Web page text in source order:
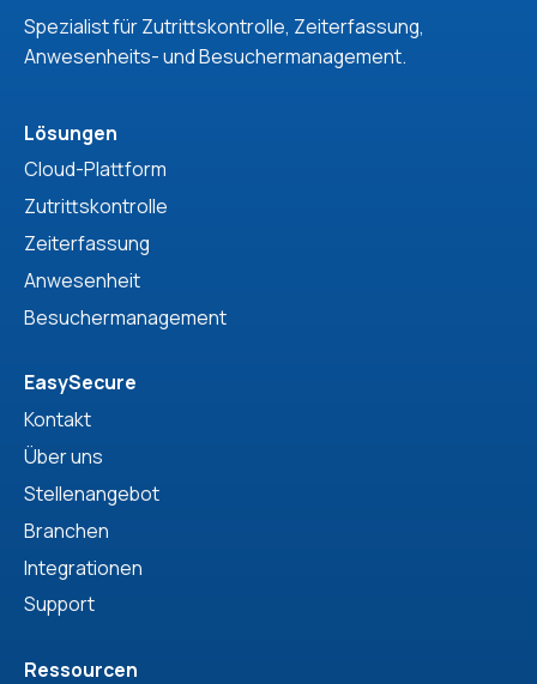
Spezialist für Zutrittskontrolle, Zeiterfassung,
Anwesenheits- und Besuchermanagement.
Lösungen
Cloud-Plattform
Zutrittskontrolle
Zeiterfassung
Anwesenheit
Besuchermanagement
EasySecure
Kontakt
Über uns
Stellenangebot
Branchen
Integrationen
Support
Ressourcen